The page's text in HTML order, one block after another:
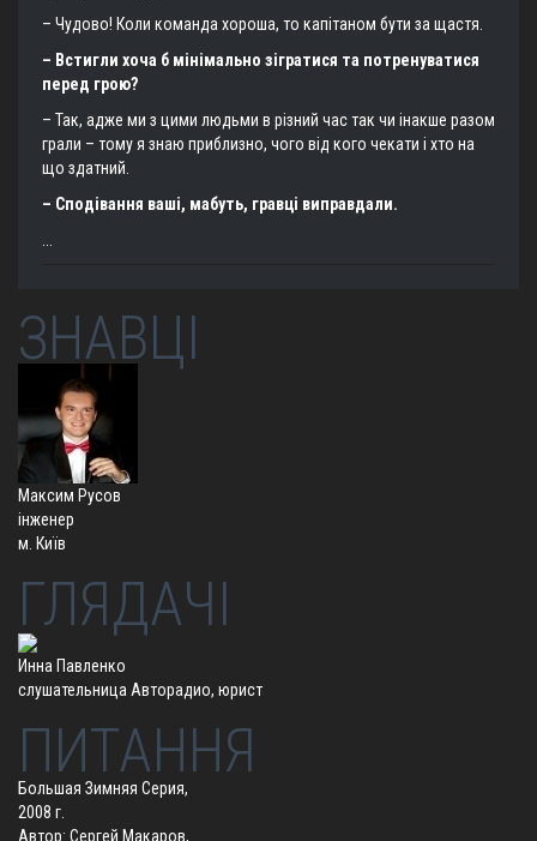
– Чудово! Коли команда хороша, то капітаном бути за щастя.
– Встигли хоча б мінімально зігратися та потренуватися
перед грою?
– Так, адже ми з цими людьми в різний час так чи інакше разом
грали – тому я знаю приблизно, чого від кого чекати і хто на
що здатний.
– Сподівання ваші, мабуть, гравці виправдали.
ЗНАВЦІ
Максим Русов
інженер
м. Київ
ГЛЯДАЧІ
Инна Павленко
слушательница Авторадио, юрист
ПИТАННЯ
Большая Зимняя Серия,
2008 г.
Автор: Сергей Макаров,